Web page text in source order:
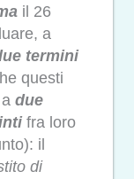
il 26
a
termini
questi
due
fra loro
il
di